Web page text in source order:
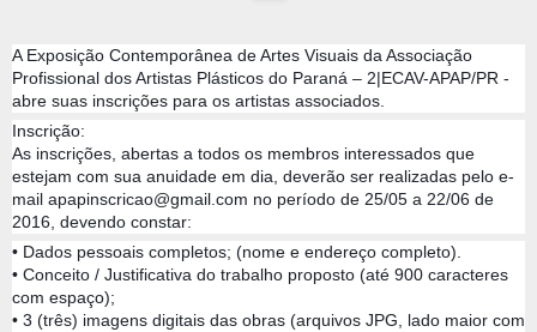
A Exposição Contemporânea de Artes Visuais da Associação
Profissional dos Artistas Plásticos do Paraná – 2|ECAV-APAP/PR -
abre suas inscrições para os artistas associados.
Inscrição:
As inscrições, abertas a todos os membros interessados que
estejam com sua anuidade em dia, deverão ser realizadas pelo e-
mail apapinscricao@gmail.com no período de 25/05 a 22/06 de
2016, devendo constar:
• Dados pessoais completos; (nome e endereço completo).
• Conceito / Justificativa do trabalho proposto (até 900 caracteres
com espaço);
• 3 (três) imagens digitais das obras (arquivos JPG, lado maior com